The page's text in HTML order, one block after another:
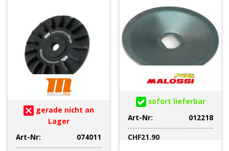
gerade nicht an
Lager
Art-Nr:
074011
sofort lieferbar
Art-Nr:
012218
CHF21.90